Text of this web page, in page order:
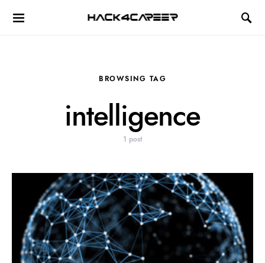
Hack4Career
BROWSING TAG
intelligence
1 post